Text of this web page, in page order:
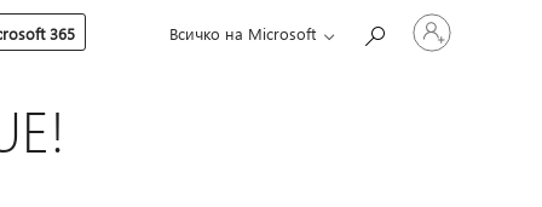
365 Всичко на Microsoft
Влезте
във
вашия